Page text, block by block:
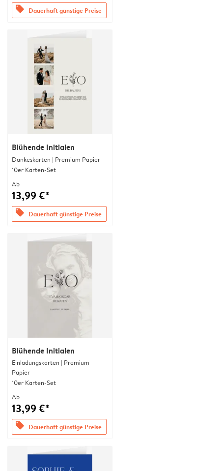
offers Dauerhaft günstige Preise
Blühende Initialen
Dankeskarten | Premium Papier
10er Karten-Set
Ab
13,99 €*
offers Dauerhaft günstige Preise
Blühende Initialen
Einladungskarten | Premium
Papier
10er Karten-Set
Ab
13,99 €*
offers Dauerhaft günstige Preise